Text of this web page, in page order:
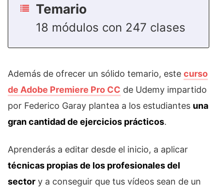
Temario
18 módulos con 247 clases
Además de ofrecer un sólido temario, este curso
de Adobe Premiere Pro CC de Udemy impartido
por Federico Garay plantea a los estudiantes una
gran cantidad de ejercicios prácticos.
Aprenderás a editar desde el inicio, a aplicar
técnicas propias de los profesionales del
sector y a conseguir que tus vídeos sean de un